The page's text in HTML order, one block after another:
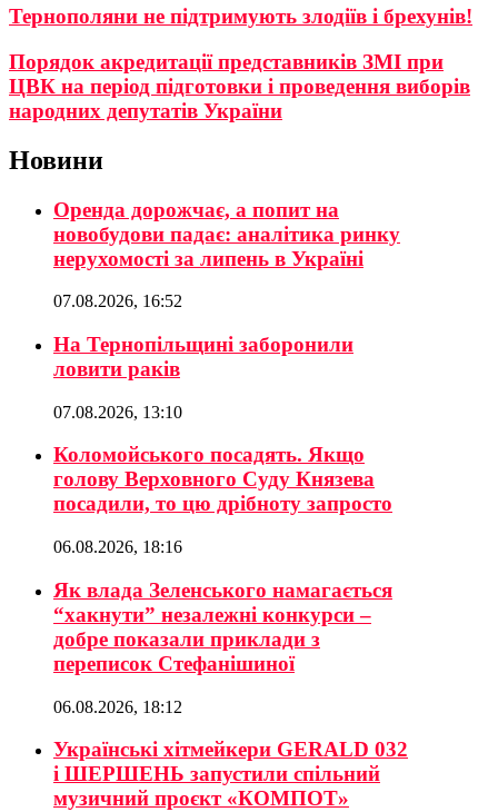
Тернополяни не підтримують злодіїв і брехунів!
Порядок акредитації представників ЗМІ при
ЦВК на період підготовки і проведення виборів
народних депутатів України
Новини
Оренда дорожчає, а попит на
новобудови падає: аналітика ринку
нерухомості за липень в Україні
07.08.2026, 16:52
На Тернопільщині заборонили
ловити раків
07.08.2026, 13:10
Коломойського посадять. Якщо
голову Верховного Суду Князева
посадили, то цю дрібноту запросто
06.08.2026, 18:16
Як влада Зеленського намагається
“хакнути” незалежні конкурси –
добре показали приклади з
переписок Стефанішиної
06.08.2026, 18:12
Українські хітмейкери GERALD 032
і ШЕРШЕНЬ запустили спільний
музичний проєкт «КОМПОТ»